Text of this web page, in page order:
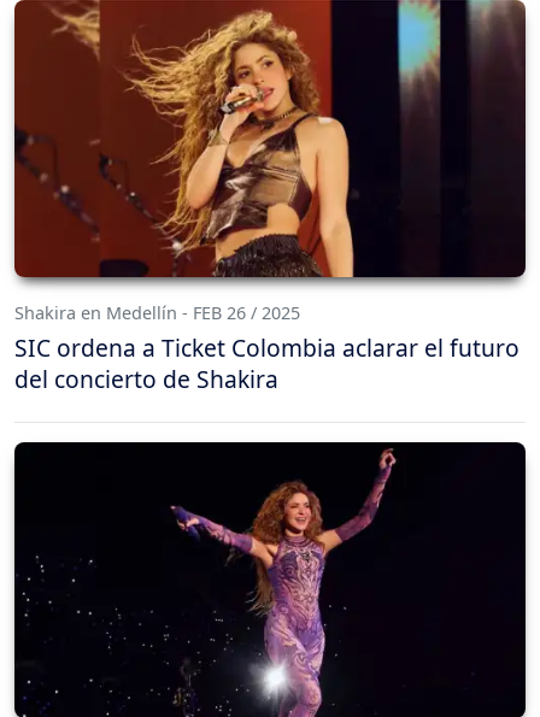
Shakira en Medellín - FEB 26 / 2025
SIC ordena a Ticket Colombia aclarar el futuro
del concierto de Shakira